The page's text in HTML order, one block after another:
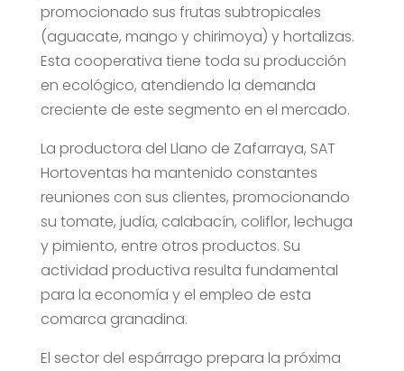
promocionado sus frutas subtropicales
(aguacate, mango y chirimoya) y hortalizas.
Esta cooperativa tiene toda su producción
en ecológico, atendiendo la demanda
creciente de este segmento en el mercado.
La productora del Llano de Zafarraya, SAT
Hortoventas ha mantenido constantes
reuniones con sus clientes, promocionando
su tomate, judía, calabacín, coliflor, lechuga
y pimiento, entre otros productos. Su
actividad productiva resulta fundamental
para la economía y el empleo de esta
comarca granadina.
El sector del espárrago prepara la próxima